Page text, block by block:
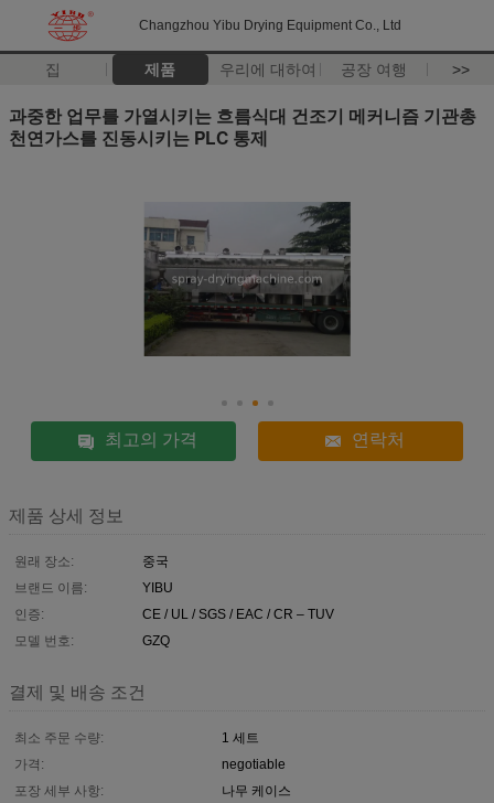
Changzhou Yibu Drying Equipment Co., Ltd
집 제품 우리에 대하여 공장 여행 >>
과중한 업무를 가열시키는 흐름식대 건조기 메커니즘 기관총
천연가스를 진동시키는 PLC 통제
최고의 가격 연락처
제품 상세 정보
원래 장소:
중국
브랜드 이름:
YIBU
인증:
CE / UL / SGS / EAC / CR – TUV
모델 번호:
GZQ
결제 및 배송 조건
최소 주문 수량:
1 세트
가격:
negotiable
포장 세부 사항:
나무 케이스